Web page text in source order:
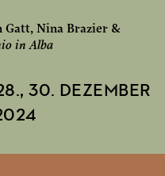
AKTIVIEREN
Gatt, Nina Brazier &
in Alba
30. DEZEMBER